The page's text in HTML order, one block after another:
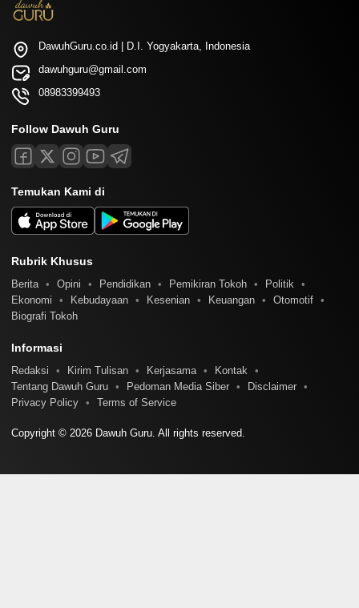
DawuhGuru.co.id | D.I. Yogyakarta, Indonesia
dawuhguru@gmail.com
08983399493
Follow Dawuh Guru
Temukan Kami di
Rubrik Khusus
Berita Opini Pendidikan Pemikiran Tokoh
Politik
Ekonomi
Kebudayaan Kesenian Keuangan
Otomotif
Biografi Tokoh
Informasi
Redaksi Kirim Tulisan Kerjasama
Kontak
Tentang Dawuh Guru
Pedoman Media Siber
Disclaimer
Privacy Policy
Terms of Service
Copyright © 2026 Dawuh Guru. All rights reserved.